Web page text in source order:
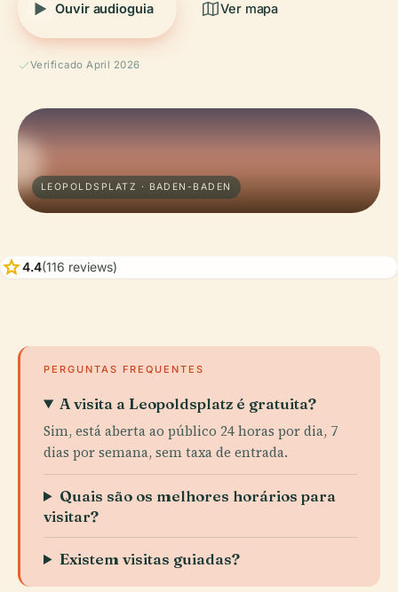
Ouvir audioguia Ver mapa
Verificado April 2026
LEOPOLDSPLATZ · BADEN-BADEN
star4.4(116 reviews)
PERGUNTAS FREQUENTES
A visita a Leopoldsplatz é gratuita?
Sim, está aberta ao público 24 horas por dia, 7
dias por semana, sem taxa de entrada.
Quais são os melhores horários para
visitar?
Existem visitas guiadas?